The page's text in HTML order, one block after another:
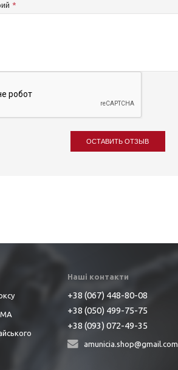
ОСТАВИТЬ ОТЗЫВ
Наші контакти
+38 (067) 448-80-08
+38 (050) 499-75-75
+38 (093) 072-49-35
amunicia.shop@gmail.com